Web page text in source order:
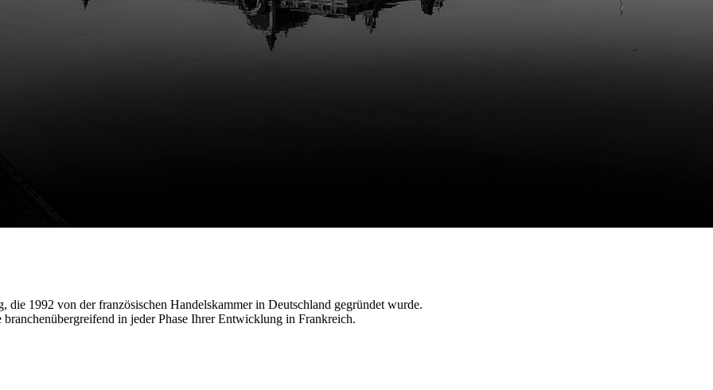
1992 von der französischen Handelskammer in Deutschland gegründet wurde.
in jeder Phase Ihrer Entwicklung in Frankreich.